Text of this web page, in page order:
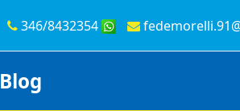
346/8432354
Blog